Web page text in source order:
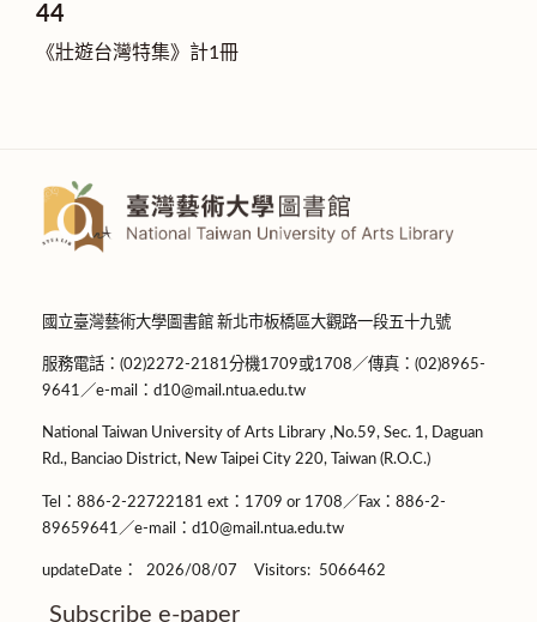
44
《壯遊台灣特集》計1冊
國立臺灣藝術大學圖書館 新北市板橋區大觀路一段五十九號
服務電話：(02)2272-2181分機1709或1708／傳真：(02)8965-
9641／e-mail：d10@mail.ntua.edu.tw
National Taiwan University of Arts Library ,No.59, Sec. 1, Daguan
Rd., Banciao District, New Taipei City 220, Taiwan (R.O.C.)
Tel：886-2-22722181 ext：1709 or 1708／Fax：886-2-
89659641／e-mail：d10@mail.ntua.edu.tw
updateDate： 2026/08/07 Visitors: 5066462
Subscribe e-paper